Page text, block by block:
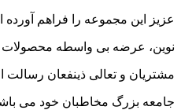
عزیز این مجموعه را فراهم
نوین، عرضه بی واسطه محصولات
مشتریان و تعالی ذینفعان رسالت
جامعه بزرگ مخاطبان خود می